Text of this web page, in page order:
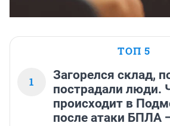
ТОП 5
1
Загорелся склад,
пострадали люди.
происходит в
после атаки БПЛА